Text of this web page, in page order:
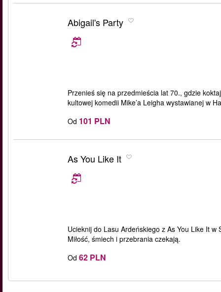
Abigail's Party
Przenieś się na przedmieścia lat 70., gdzie
kultowej komedii Mike’a Leigha wystawianej w
Od 101 PLN
As You Like It
Ucieknij do Lasu Ardeńskiego z As You Like It
Miłość, śmiech i przebrania czekają.
Od 62 PLN